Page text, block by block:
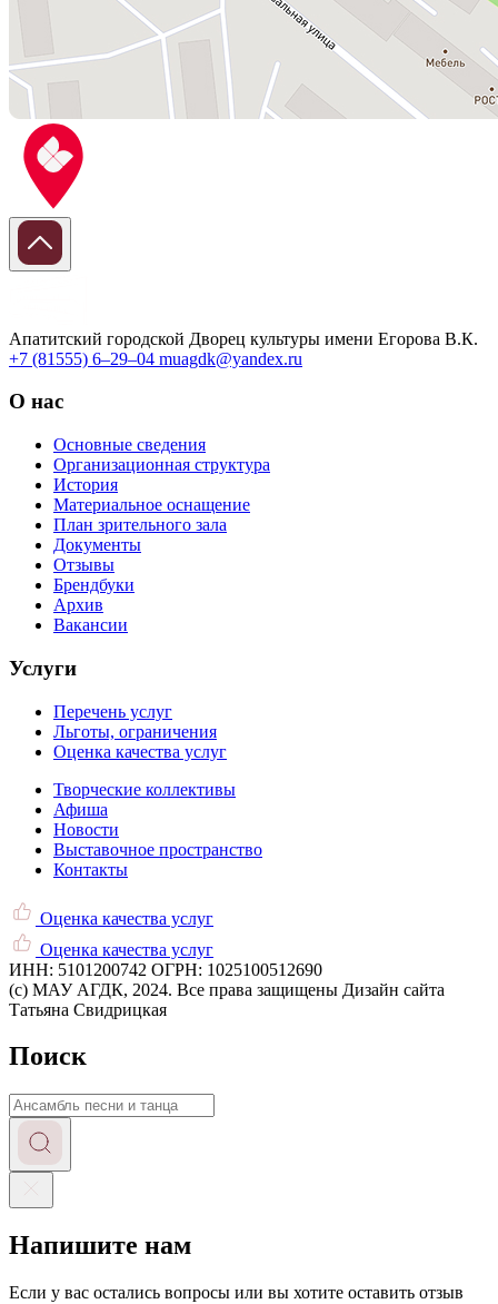
Апатитский городской Дворец культуры имени Егорова В.К.
+7 (81555) 6–29–04 muagdk@yandex.ru
О нас
Основные сведения
Организационная структура
История
Материальное оснащение
План зрительного зала
Документы
Отзывы
Брендбуки
Архив
Вакансии
Услуги
Перечень услуг
Льготы, ограничения
Оценка качества услуг
Творческие коллективы
Афиша
Новости
Выставочное пространство
Контакты
Оценка качества услуг
Оценка качества услуг
ИНН: 5101200742 ОГРН: 1025100512690
(c) МАУ АГДК, 2024. Все права защищены Дизайн сайта
Татьяна Свидрицкая
Поиск
Запрос
Напишите нам
Если у вас остались вопросы или вы хотите оставить отзыв